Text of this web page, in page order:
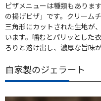
ピザメニューは種類もありま
の揚げピザ」です。クリーム
三角形にカットされた生地が
います。噛むとパリッとした
ろりと溶け出し、濃厚な旨味
自家製のジェラート